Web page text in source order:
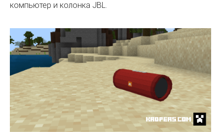
компьютер и колонка JBL.